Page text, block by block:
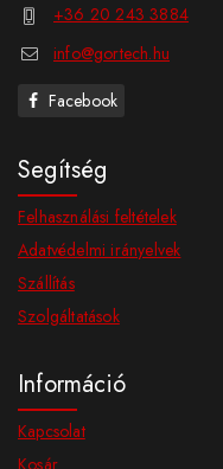
+36 20 243 3884
info@gortech.hu
Facebook
Segítség
Felhasználási feltételek
Adatvédelmi irányelvek
Szállítás
Szolgáltatások
Információ
Kapcsolat